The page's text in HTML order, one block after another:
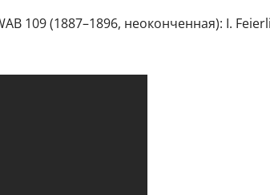
109 (1887–1896, неоконченная): I.